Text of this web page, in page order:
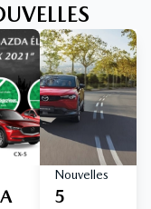
Nouvelles
5